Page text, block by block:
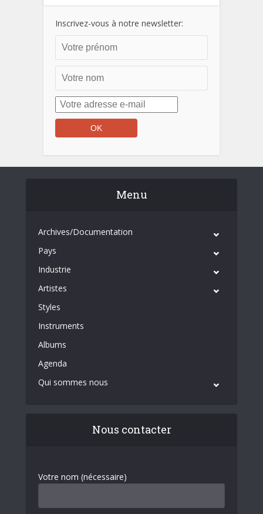
Inscrivez-vous à notre newsletter:
Menu
Archives/Documentation
Pays
Industrie
Artistes
Styles
Instruments
Albums
Agenda
Qui sommes nous
Nous contacter
Votre nom (nécessaire)